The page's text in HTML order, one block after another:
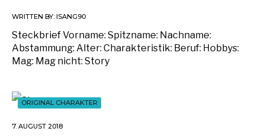
WRITTEN BY: ISANG90
Steckbrief Vorname: Spitzname: Nachname:
Abstammung: Alter: Charakteristik: Beruf: Hobbys:
Mag: Mag nicht: Story
ORIGINAL CHARAKTER
7. AUGUST 2018